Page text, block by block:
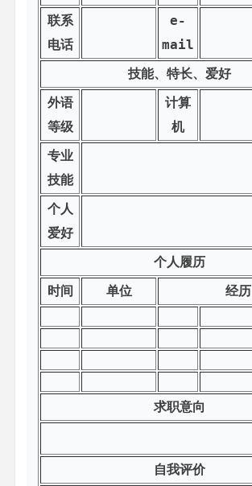
联系
电话
e-
mail
技能、特长、爱好
外语
等级
计算
机
专业
技能
个人
爱好
个人履历
时间
单位 经历
求职意向
自我评价